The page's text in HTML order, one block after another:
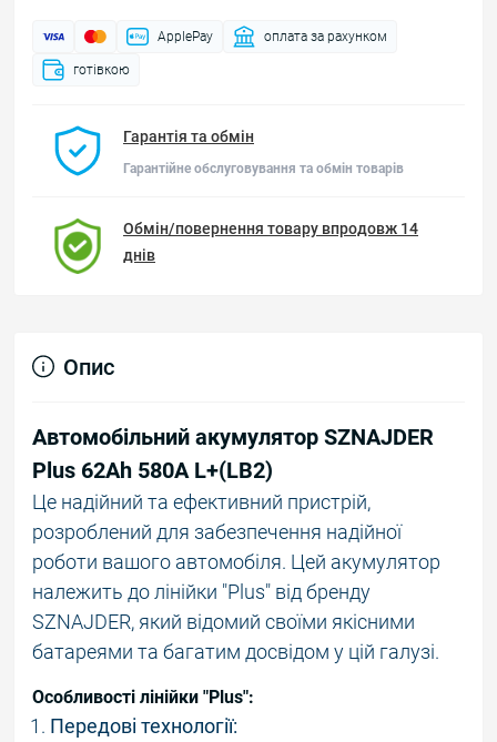
ApplePay оплата за рахунком
готівкою
Гарантія та обмін
Гарантійне обслуговування та обмін товарів
Обмін/повернення товару впродовж 14
днів
Опис
Автомобільний акумулятор SZNAJDER
Plus 62Ah 580A L+(LB2)
Це надійний та ефективний пристрій,
розроблений для забезпечення надійної
роботи вашого автомобіля. Цей акумулятор
належить до лінійки "Plus" від бренду
SZNAJDER, який відомий своїми якісними
батареями та багатим досвідом у цій галузі.
Особливості лінійки "Plus":
Передові технології: